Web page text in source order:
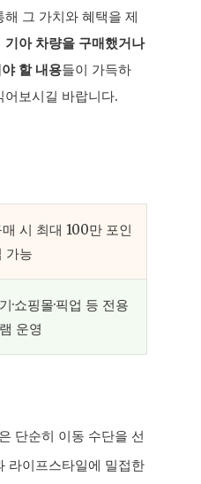
그 가치와 혜택을 제
기아 차량을 구매했거나
할 내용들이 가득하
보시길 바랍니다.
시 최대 100만 포인
가능
·쇼핑몰·픽업 등 전용
운영
단순히 이동 수단을 선
라이프스타일에 밀접한